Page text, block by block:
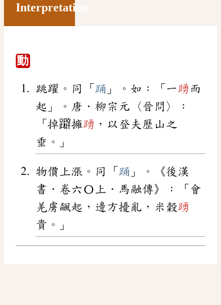
Interpretation
動
跳躍。同「 踊 」。如：「一踴 而
起」。唐．柳宗元〈晉問〉：
「掉躃擁踴 ，以登夫歷山之
垂。」
物價上漲。同「 踊 」。《後漢
書．卷六〇上．馬融傳》：「會
羌虜飆起，邊方擾亂，米穀踴
貴。」